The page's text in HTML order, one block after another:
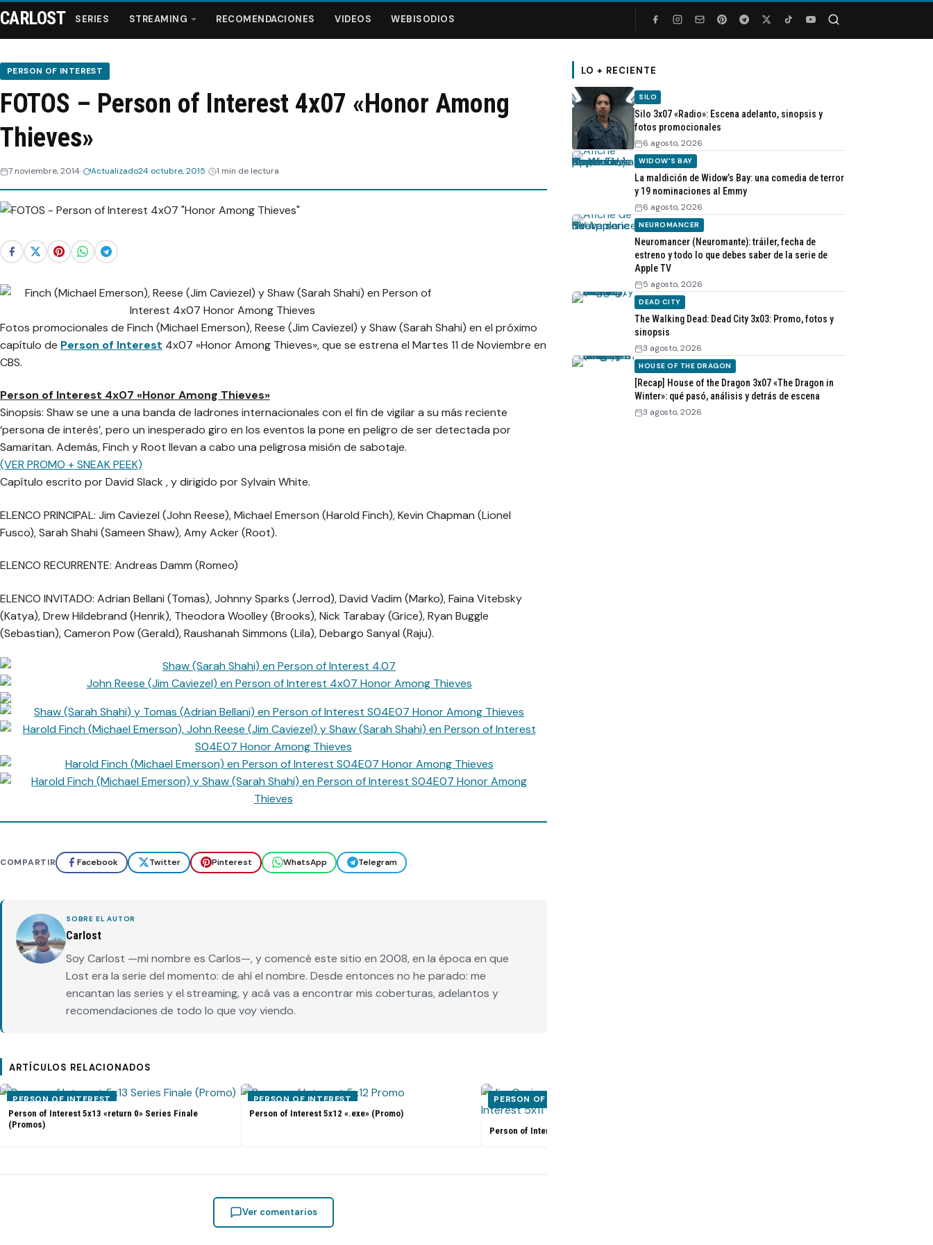
Series
Streaming
Webisodios
CARLOST SERIES STREAMING RECOMENDACIONES VIDEOS WEBISODIOS
PERSON OF INTEREST
FOTOS – Person of Interest 4x07 «Honor Among
Thieves»
7 noviembre, 2014 Actualizado24 octubre, 2015 1 min de lectura
Fotos promocionales de Finch (Michael Emerson), Reese (Jim Caviezel) y Shaw (Sarah Shahi) en el próximo
capítulo de Person of Interest 4x07 «Honor Among Thieves», que se estrena el Martes 11 de Noviembre en
CBS.
Person of Interest 4x07 «Honor Among Thieves»
Sinopsis: Shaw se une a una banda de ladrones internacionales con el fin de vigilar a su más reciente
‘persona de interés’, pero un inesperado giro en los eventos la pone en peligro de ser detectada por
Samaritan. Además, Finch y Root llevan a cabo una peligrosa misión de sabotaje.
(VER PROMO + SNEAK PEEK)
Capítulo escrito por David Slack , y dirigido por Sylvain White.
ELENCO PRINCIPAL: Jim Caviezel (John Reese), Michael Emerson (Harold Finch), Kevin Chapman (Lionel
Fusco), Sarah Shahi (Sameen Shaw), Amy Acker (Root).
ELENCO RECURRENTE: Andreas Damm (Romeo)
ELENCO INVITADO: Adrian Bellani (Tomas), Johnny Sparks (Jerrod), David Vadim (Marko), Faina Vitebsky
(Katya), Drew Hildebrand (Henrik), Theodora Woolley (Brooks), Nick Tarabay (Grice), Ryan Buggle
(Sebastian), Cameron Pow (Gerald), Raushanah Simmons (Lila), Debargo Sanyal (Raju).
COMPARTIR Facebook Twitter Pinterest WhatsApp Telegram
SOBRE EL AUTOR
Carlost
Soy Carlost —mi nombre es Carlos—, y comencé este sitio en 2008, en la época en que
Lost era la serie del momento: de ahí el nombre. Desde entonces no he parado: me
encantan las series y el streaming, y acá vas a encontrar mis coberturas, adelantos y
recomendaciones de todo lo que voy viendo.
ARTÍCULOS RELACIONADOS
PERSON OF INTEREST
Person of Interest 5x13 «return 0» Series Finale
(Promos)
PERSON OF INTEREST
Person of Interest 5x12 «.exe» (Promo)
PERSON OF INTEREST
Person of Interest 5x11 «Synecdoche» (Promo)
Ver comentarios
LO + RECIENTE
SILO
Silo 3x07 «Radio»: Escena adelanto, sinopsis y
fotos promocionales
6 agosto, 2026
WIDOW'S BAY
La maldición de Widow’s Bay: una comedia de terror
y 19 nominaciones al Emmy
6 agosto, 2026
NEUROMANCER
Neuromancer (Neuromante): tráiler, fecha de
estreno y todo lo que debes saber de la serie de
Apple TV
5 agosto, 2026
DEAD CITY
The Walking Dead: Dead City 3x03: Promo, fotos y
sinopsis
3 agosto, 2026
HOUSE OF THE DRAGON
[Recap] House of the Dragon 3x07 «The Dragon in
Winter»: qué pasó, análisis y detrás de escena
3 agosto, 2026